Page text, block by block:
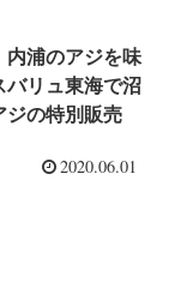
内浦のアジを味
バリュ東海で沼
ジの特別販売
2020.06.01